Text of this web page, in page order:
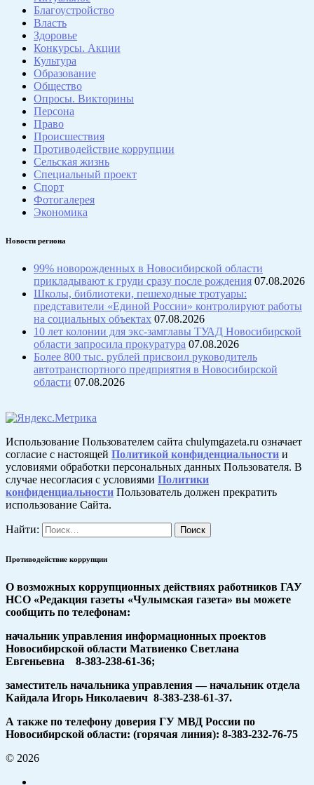
Благоустройство
Власть
Здоровье
Конкурсы. Акции
Культура
Образование
Общество
Опросы. Викторины
Персона
Право
Происшествия
Противодействие коррупции
Сельская жизнь
Специальный проект
Спорт
Фотогалерея
Экономика
Новости региона
99% новорожденных в Новосибирской области
прикладывают к груди сразу после рождения 07.08.2026
Школы, библиотеки, пешеходные тротуары:
представители «Единой России» контролируют работы
на социальных объектах 07.08.2026
10 лет колонии для экс-замглавы ТУАД Новосибирской
области запросила прокуратура 07.08.2026
Более 800 тыс. рублей присвоил руководитель
автотранспортного предприятия в Новосибирской
области 07.08.2026
Использование Пользователем сайта chulymgazeta.ru означает
согласие с настоящей Политикой конфиденциальности и
условиями обработки персональных данных Пользователя. В
случае несогласия с условиями Политики
конфиденциальности Пользователь должен прекратить
использование Сайта.
Найти:
Противодействие коррупции
О возможных коррупционных действиях работников ГАУ
НСО «Редакция газеты «Чулымская газета» вы можете
сообщить по телефонам:
начальник управления информационных проектов
Новосибирской области Матвиенко Светлана
Евгеньевна 8-383-238-61-36;
заместитель начальника управления — начальник отдела
Кайдала Игорь Николаевич 8-383-238-61-37.
А также по телефону доверия ГУ МВД России по
Новосибирской области: (горячая линия): 8-383-232-76-75
© 2026